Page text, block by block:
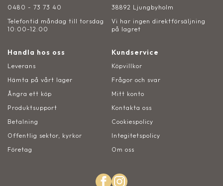
0480 - 73 73 40
Telefontid måndag till torsdag
10:00-12:00
38892 Ljungbyholm
Vi har ingen direktförsäljning
på lagret
Handla hos oss
Leverans
Hämta på vårt lager
Ångra ett köp
Produktsupport
Betalning
Offentlig sektor, kyrkor
Företag
Kundservice
Köpvillkor
Frågor och svar
Mitt konto
Kontakta oss
Cookiespolicy
Integitetspolicy
Om oss